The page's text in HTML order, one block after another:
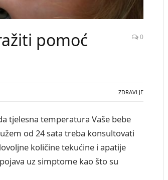
pomoć
0
ZDRAVLJE
tjelesna temperatura Vaše bebe
od 24 sata treba konsultovati
količine tekućine i apatije
uz simptome kao što su